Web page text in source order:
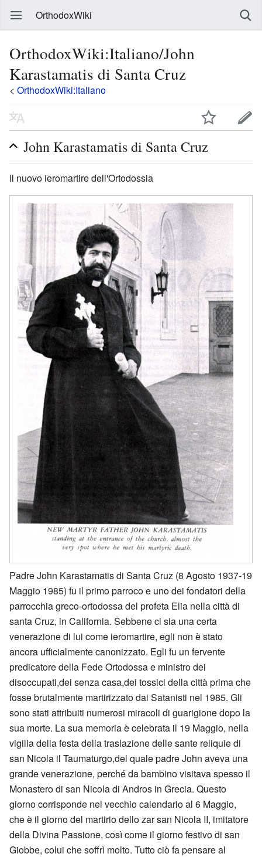
OrthodoxWiki
OrthodoxWiki:Italiano/John
Karastamatis di Santa Cruz
< OrthodoxWiki:Italiano
John Karastamatis di Santa Cruz
Il nuovo ieromartire dell'Ortodossia
Padre John Karastamatis di Santa Cruz (8 Agosto 1937-19
Maggio 1985) fu il primo parroco e uno dei fondatori della
parrocchia greco-ortodossa del profeta Elia nella città di
santa Cruz, in California. Sebbene ci sia una certa
venerazione di lui come ieromartire, egli non è stato
ancora ufficialmente canonizzato. Egli fu un fervente
predicatore della Fede Ortodossa e ministro dei
disoccupati,dei senza casa,dei tossici della città prima che
fosse brutalmente martirizzato dai Satanisti nel 1985. Gli
sono stati attribuiti numerosi miracoli di guarigione dopo la
sua morte. La sua memoria è celebrata il 19 Maggio, nella
vigilia della festa della traslazione delle sante reliquie di
san Nicola il Taumaturgo,del quale padre John aveva una
grande venerazione, perché da bambino visitava spesso il
Monastero di san Nicola di Andros in Grecia. Questo
giorno corrisponde nel vecchio calendario al 6 Maggio,
che è il giorno del martirio dello zar san Nicola II, imitatore
della Divina Passione, così come il giorno festivo di san
Giobbe, colui che soffrì molto. Tutto ciò fa pensare al